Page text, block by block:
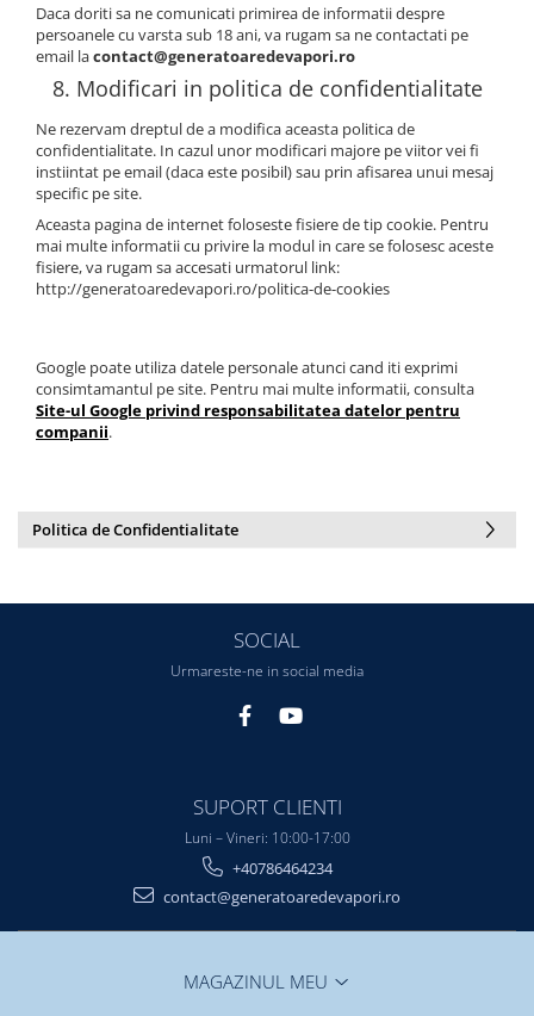
Daca doriti sa ne comunicati primirea de informatii despre
persoanele cu varsta sub 18 ani, va rugam sa ne contactati pe
email lacontact@generatoaredevapori.ro
8. Modificari in politica de confidentialitate
Ne rezervam dreptul de a modifica aceasta politica de
confidentialitate. In cazul unor modificari majore pe viitor vei fi
instiintat pe email (daca este posibil) sau prin afisarea unui mesaj
specific pe site.
Aceasta pagina de internet foloseste fisiere de tip cookie. Pentru
mai multe informatii cu privire la modul in care se folosesc aceste
fisiere, va rugam sa accesati urmatorul link:
http://generatoaredevapori.ro/politica-de-cookies
Google poate utiliza datele personale atunci cand iti exprimi
consimtamantul pe site. Pentru mai multe informatii, consulta
Site-ul Google privind responsabilitatea datelor pentru
companii.
Politica de Confidentialitate
SOCIAL
Urmareste-ne in social media
SUPORT CLIENTI
Luni – Vineri: 10:00-17:00
+40786464234
contact@generatoaredevapori.ro
MAGAZINUL MEU